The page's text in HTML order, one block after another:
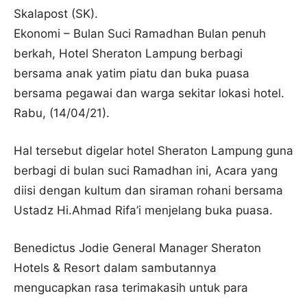
Skalapost (SK).
Ekonomi – Bulan Suci Ramadhan Bulan penuh
berkah, Hotel Sheraton Lampung berbagi
bersama anak yatim piatu dan buka puasa
bersama pegawai dan warga sekitar lokasi hotel.
Rabu, (14/04/21).
Hal tersebut digelar hotel Sheraton Lampung guna
berbagi di bulan suci Ramadhan ini, Acara yang
diisi dengan kultum dan siraman rohani bersama
Ustadz Hi.Ahmad Rifa’i menjelang buka puasa.
Benedictus Jodie General Manager Sheraton
Hotels & Resort dalam sambutannya
mengucapkan rasa terimakasih untuk para